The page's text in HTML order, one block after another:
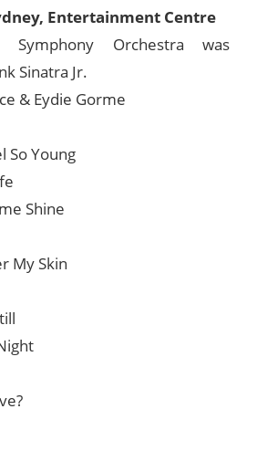
Entertainment Centre
Symphony Orchestra was
Sinatra Jr.
& Eydie Gorme
So Young
Shine
My Skin